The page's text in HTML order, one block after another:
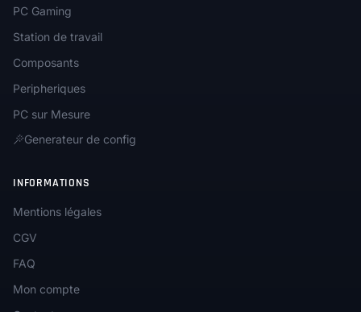
PC Gaming
Station de travail
Composants
Peripheriques
PC sur Mesure
Generateur de config
INFORMATIONS
Mentions légales
CGV
FAQ
Mon compte